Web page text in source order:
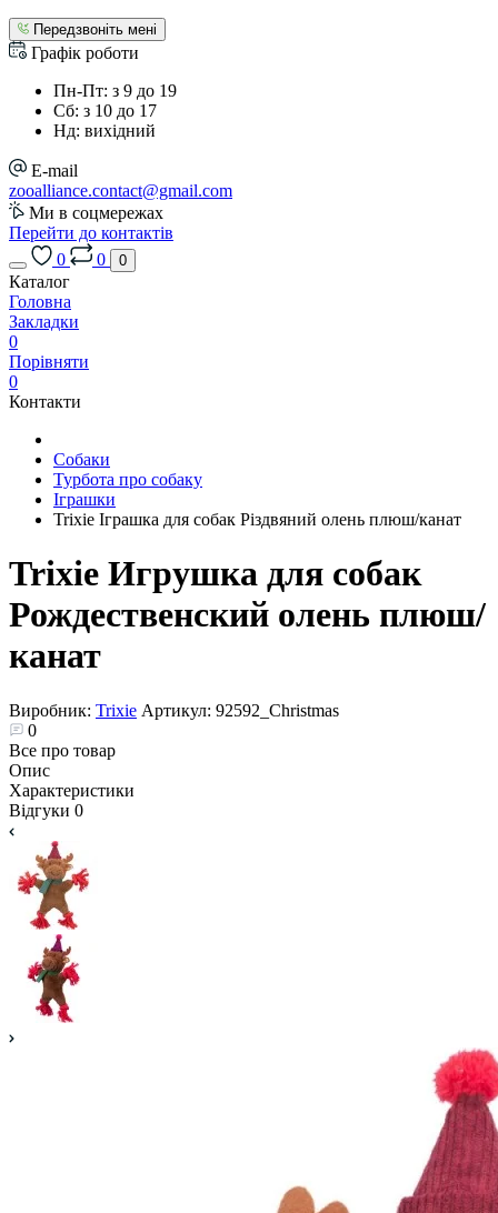
Передзвоніть мені
Графік роботи
Пн-Пт: з 9 до 19
Сб: з 10 до 17
Нд: вихідний
E-mail
zooalliance.contact@gmail.com
Ми в соцмережах
Перейти до контактів
0
0 0
Каталог
Головна
Закладки
0
Порівняти
0
Контакти
Собаки
Турбота про собаку
Іграшки
Trixie Іграшка для собак Різдвяний олень плюш/канат
Trixie Игрушка для собак
Рождественский олень плюш/
канат
Виробник: Trixie Артикул: 92592_Christmas
0
Все про товар
Опис
Характеристики
Відгуки 0